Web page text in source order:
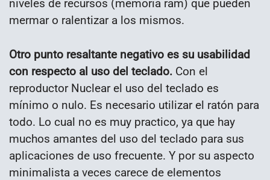
niveles de recursos (memoria ram) que pueden
mermar o ralentizar a los mismos.
Otro punto resaltante negativo es su usabilidad
con respecto al uso del teclado. Con el
reproductor Nuclear el uso del teclado es
mínimo o nulo. Es necesario utilizar el ratón para
todo. Lo cual no es muy practico, ya que hay
muchos amantes del uso del teclado para sus
aplicaciones de uso frecuente. Y por su aspecto
minimalista a veces carece de elementos